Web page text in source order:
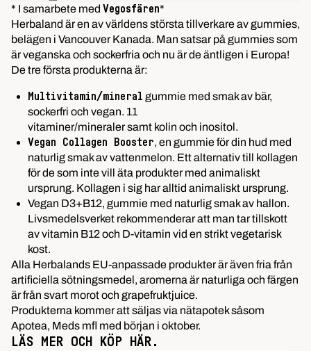
* I samarbete med Vegosfären*
Herbaland är en av världens största tillverkare av gummies,
belägen i Vancouver Kanada. Man satsar på gummies som
är veganska och sockerfria och nu är de äntligen i Europa!
De tre första produkterna är:
Multivitamin/mineral gummie med smak av bär,
sockerfri och vegan. 11
vitaminer/mineraler samt kolin och inositol.
Vegan Collagen Booster, en gummie för din hud med
naturlig smak av vattenmelon. Ett alternativ till kollagen
för de som inte vill äta produkter med animaliskt
ursprung. Kollagen i sig har alltid animaliskt ursprung.
Vegan D3+B12, gummie med naturlig smak av hallon.
Livsmedelsverket rekommenderar att man tar tillskott
av vitamin B12 och D-vitamin vid en strikt vegetarisk
kost.
Alla Herbalands EU-anpassade produkter är även fria från
artificiella sötningsmedel, aromerna är naturliga och färgen
är från svart morot och grapefruktjuice.
Produkterna kommer att säljas via nätapotek såsom
Apotea, Meds mfl med början i oktober.
LÄS MER OCH KÖP HÄR.